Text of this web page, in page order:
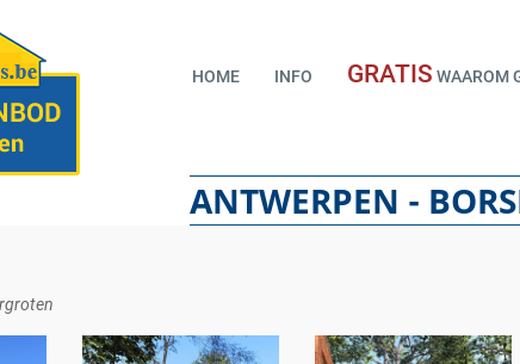
HOME INFO GRATIS WAAROM
ANTWERPEN -